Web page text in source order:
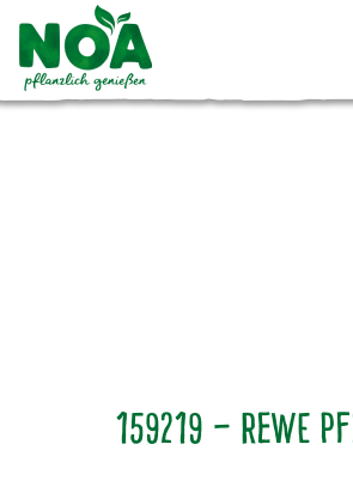
159219 – Rewe